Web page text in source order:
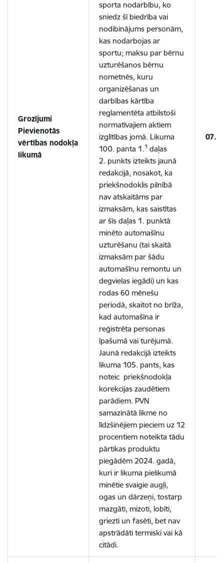
Grozījumi
Pievienotās
vērtības nodokļa
likumā
sporta nodarbību, ko
sniedz šī biedrība vai
nodibinājums personām,
kas nodarbojas ar
sportu; maksu par bērnu
uzturēšanos bērnu
nometnēs, kuru
organizēšanas un
darbības kārtība
reglamentēta atbilstoši
normatīvajiem aktiem
izglītības jomā. Likuma
100. panta 1.1 daļas
2. punkts izteikts jaunā
redakcijā, nosakot, ka
priekšnodoklis pilnībā
nav atskaitāms par
izmaksām, kas saistītas
ar šīs daļas 1. punktā
minēto automašīnu
uzturēšanu (tai skaitā
izmaksām par šādu
automašīnu remontu un
degvielas iegādi) un kas
rodas 60 mēnešu
periodā, skaitot no brīža,
kad automašīna ir
reģistrēta personas
īpašumā vai turējumā.
Jaunā redakcijā izteikts
likuma 105. pants, kas
noteic priekšnodokļa
korekcijas zaudētiem
parādiem. PVN
samazinātā likme no
līdzšinējiem pieciem uz 12
procentiem noteikta tādu
pārtikas produktu
piegādēm 2024. gadā,
kuri ir likuma pielikumā
minētie svaigie augļi,
ogas un dārzeņi, tostarp
mazgāti, mizoti, lobīti,
griezti un fasēti, bet nav
apstrādāti termiski vai kā
citādi.